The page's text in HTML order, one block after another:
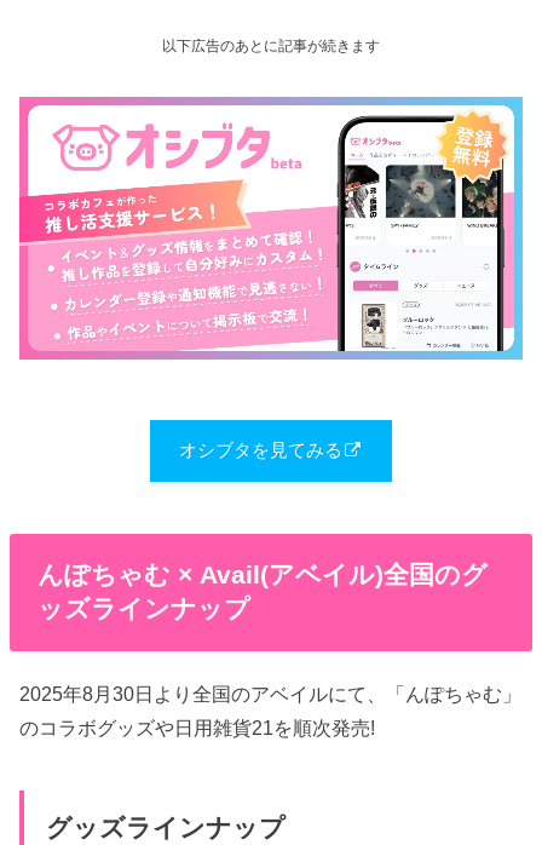
以下広告のあとに記事が続きます
オシブタを見てみる
んぽちゃむ × Avail(アベイル)全国のグ
ッズラインナップ
2025年8月30日より全国のアベイルにて、「んぽちゃむ」
のコラボグッズや日用雑貨21を順次発売!
グッズラインナップ